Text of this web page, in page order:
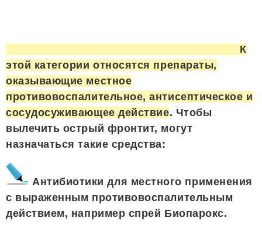
К
этой категории относятся препараты,
оказывающие местное
противовоспалительное, антисептическое и
сосудосуживающее действие. Чтобы
вылечить острый фронтит, могут
назначаться такие средства:
Антибиотики для местного применения
с выраженным противовоспалительным
действием, например спрей Биопарокс.